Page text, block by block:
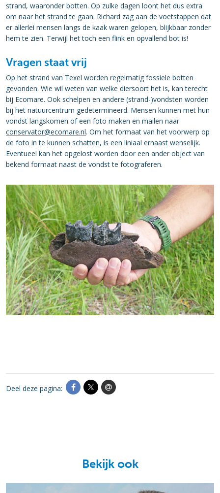
strand, waaronder botten. Op zulke dagen loont het dus extra
om naar het strand te gaan. Richard zag aan de voetstappen dat
er allerlei mensen langs de kaak waren gelopen, blijkbaar zonder
hem te zien. Terwijl het toch een flink en opvallend bot is!
Vragen staat vrij
Op het strand van Texel worden regelmatig fossiele botten
gevonden. Wie wil weten van welke diersoort het is, kan terecht
bij Ecomare. Ook schelpen en andere (strand-)vondsten worden
bij het natuurcentrum gedetermineerd. Mensen kunnen met hun
vondst langskomen of een foto maken en mailen naar
conservator@ecomare.nl. Om het formaat van het voorwerp op
de foto in te kunnen schatten, is een liniaal ernaast wenselijk.
Eventueel kan het opgelost worden door een ander object van
bekend formaat naast de vondst te fotograferen.
Deel deze pagina:
Bekijk ook